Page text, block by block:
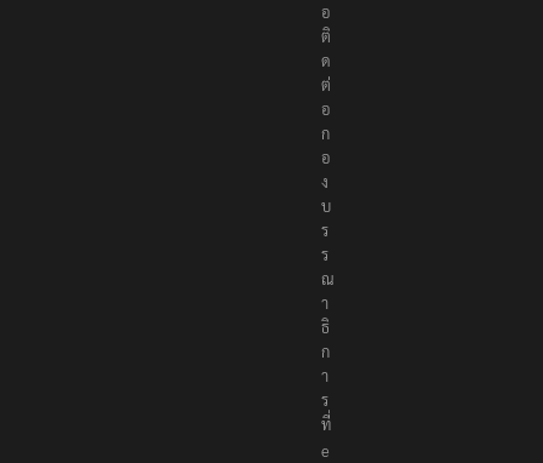
อ
ติ
ด
ต่
อ
ก
อ
ง
บ
ร
ร
ณ
า
ธิ
ก
า
ร
ที่
e